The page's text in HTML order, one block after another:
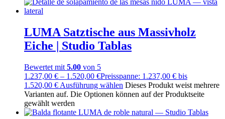
LUMA Satztische aus Massivholz
Eiche | Studio Tablas
Bewertet mit 5.00 von 5
1.237,00 € – 1.520,00 €Preisspanne: 1.237,00 € bis
1.520,00 € Ausführung wählen Dieses Produkt weist mehrere
Varianten auf. Die Optionen können auf der Produktseite
gewählt werden